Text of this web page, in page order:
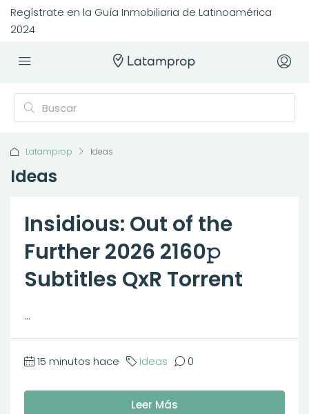
Regístrate en la Guía Inmobiliaria de Latinoamérica
2024
Latamprop Ideas
Ideas
Insidious: Out of the
Further 2026 2160𝚙
Subtitles QxR Torrent
...
15 minutos hace Ideas 0
Leer Más